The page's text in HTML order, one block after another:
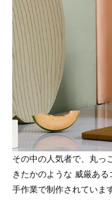
その中の人気者で、丸っ
きたかのような 威厳ある
手作業で制作されていま